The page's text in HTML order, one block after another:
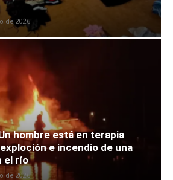
de 2026
hombre está en terapia
e incendio de una
el río
de 2026